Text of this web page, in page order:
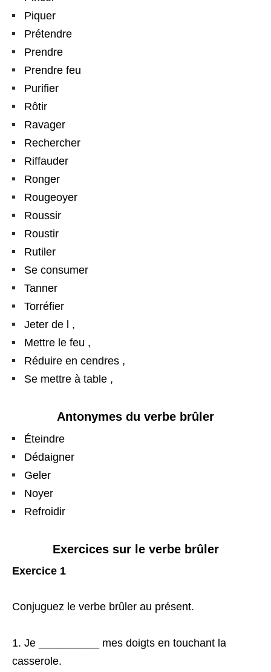
Piquer
Prétendre
Prendre
Prendre feu
Purifier
Rôtir
Ravager
Rechercher
Riffauder
Ronger
Rougeoyer
Roussir
Roustir
Rutiler
Se consumer
Tanner
Torréfier
Jeter de l ,
Mettre le feu ,
Réduire en cendres ,
Se mettre à table ,
Antonymes du verbe brûler
Éteindre
Dédaigner
Geler
Noyer
Refroidir
Exercices sur le verbe brûler
Exercice 1
Conjuguez le verbe brûler au présent.
Je __________ mes doigts en touchant la
casserole.